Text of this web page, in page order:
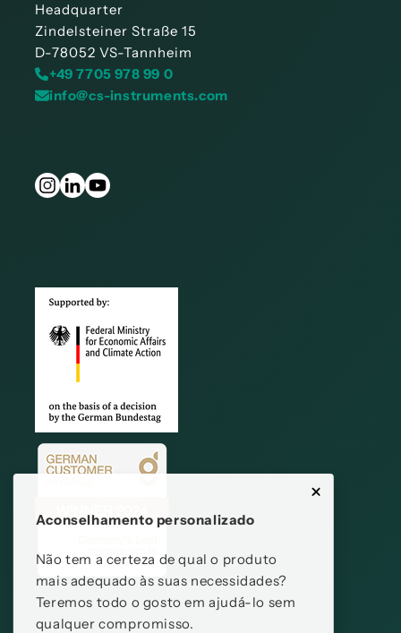
Aconselhamento personalizado
Não tem a certeza de qual o produto
mais adequado às suas necessidades?
Teremos todo o gosto em ajudá-lo sem
qualquer compromisso.
Headquarter
Zindelsteiner Straße 15
D-78052 VS-Tannheim
+49 7705 978 99 0
info@cs-instruments.com